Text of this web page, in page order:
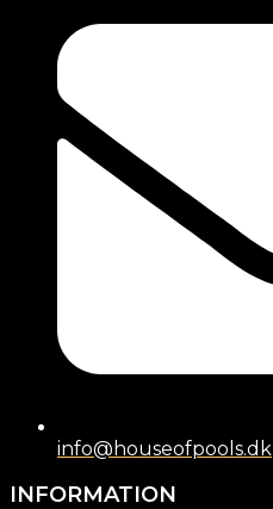
info@houseofpools.dk
INFORMATION